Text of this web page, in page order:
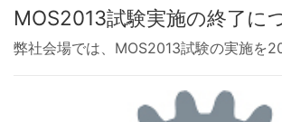
MOS2013試験実施の終了に
弊社会場では、MOS2013試験の実施を